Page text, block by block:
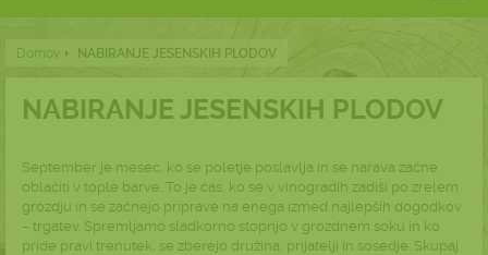
Domov NABIRANJE JESENSKIH PLODOV
NABIRANJE JESENSKIH PLODOV
September je mesec, ko se poletje poslavlja in se narava začne
oblačiti v tople barve. To je čas, ko se v vinogradih zadiši po zrelem
grozdju in se začnejo priprave na enega izmed najlepših dogodkov
– trgatev. Spremljamo sladkorno stopnjo v grozdnem soku in ko
pride pravi trenutek, se zberejo družina, prijatelji in sosedje. Skupaj